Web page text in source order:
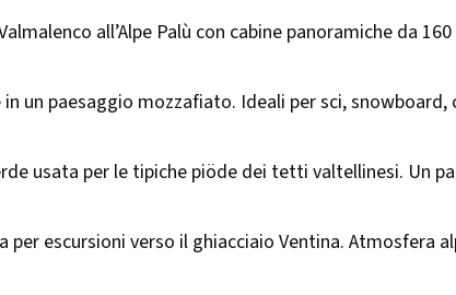
all’Alpe Palù con cabine panoramiche da
un paesaggio mozzafiato. Ideali per sci,
usata per le tipiche piöde dei tetti valtellinesi. Un
escursioni verso il ghiacciaio Ventina. Atmosfera